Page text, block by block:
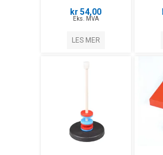
kr 54,00
Eks. MVA
LES MER